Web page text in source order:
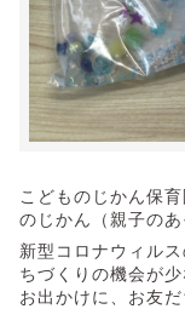
こどものじかん保
のじかん（親子の
新型コロナウィル
ちづくりの機会が
お出かけに、お友